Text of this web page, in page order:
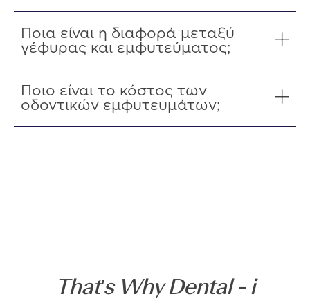
Ποια είναι η διαφορά μεταξύ
γέφυρας και εμφυτεύματος;
Ποιο είναι το κόστος των
οδοντικών εμφυτευμάτων;
That's Why Dental - i